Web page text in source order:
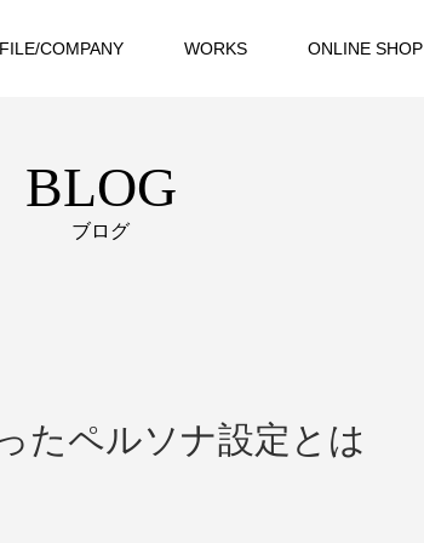
COMPANY WORKS ONLINE SHOP
BLOG
ブログ
たペルソナ設定とは